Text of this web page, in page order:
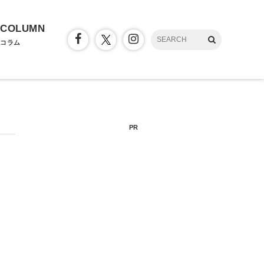
COLUMN
コラム
PR